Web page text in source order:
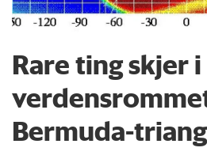
Rare ting skjer i
Bermuda-